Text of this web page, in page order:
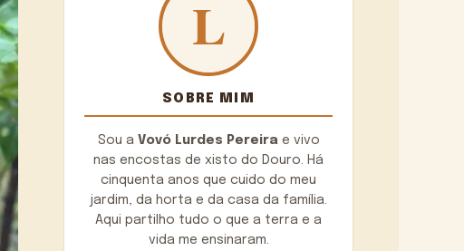
SOBRE MIM
Sou a Vovó Lurdes Pereirae vivo
nas encostas de xisto do Douro. Há
cinquenta anos que cuido do meu
jardim, da horta e da casa da família.
Aqui partilho tudo o que a terra e a
vida me ensinaram.